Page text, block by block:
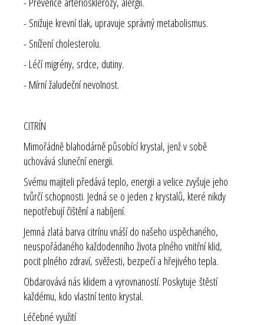
- Snižuje krevní tlak, upravuje správný metabolismus.
- Snížení cholesterolu.
- Léčí migrény, srdce, dutiny.
- Mírní žaludeční nevolnost.
CITRÍN
Mimořádně blahodárně působící krystal, jenž v sobě
uchovává sluneční energii.
Svému majiteli předává teplo, energii a velice zvyšuje jeho
tvůrčí schopnosti. Jedná se o jeden z krystalů, které nikdy
nepotřebují čištění a nabíjení.
Jemná zlatá barva citrínu vnáší do našeho uspěchaného,
neuspořádaného každodenního života plného vnitřní klid,
pocit plného zdraví, svěžesti, bezpečí a hřejivého tepla.
Obdarovává nás klidem a vyrovnaností. Poskytuje štěstí
každému, kdo vlastní tento krystal.
Léčebné využití